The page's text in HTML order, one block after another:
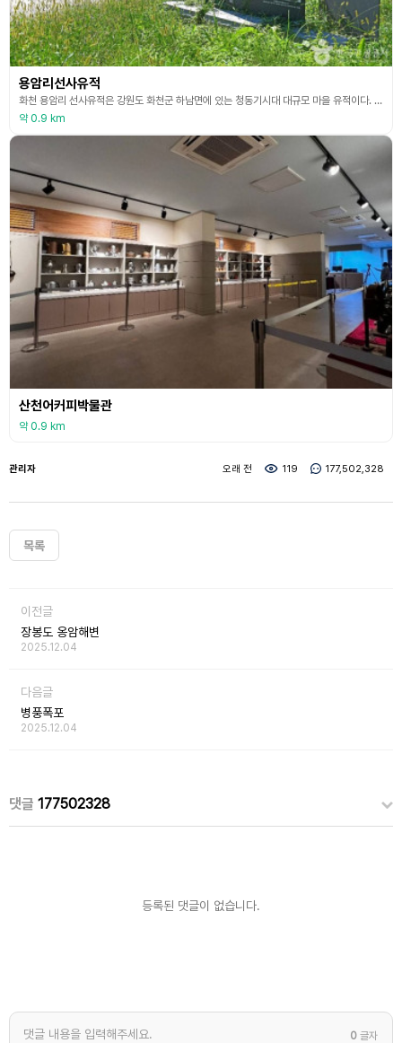
용암리선사유적
화천 용암리 선사유적은 강원도 화천군 하남면에 있는 청동기시대 대규모 마을 유적이다. 이 유적은 위라리와 용암리 일대를 휘돌아 흐르는 북한강 상류의 충적 대지에 형성되었으며, 지난 2001년부터 2003년까지 강원문화재연구소의 발굴 결과 집자리 176기, 수혈유구 32기, 굴립주 건물 14동, 토광묘 11기 등 유구의 수가 230여 기가 넘어 국내 최고의 밀집도를 보여 주는 청동기시대의 집단 취락지구 유적이다. 화천 용암리 일대에 형성된 청동기시대 취락
약 0.9 km
산천어커피박물관
약 0.9 km
관리자 오래 전 119 177,502,328
목록
이전글
장봉도 옹암해변
2025.12.04
다음글
병풍폭포
2025.12.04
댓글 177502328
등록된 댓글이 없습니다.
0 글자